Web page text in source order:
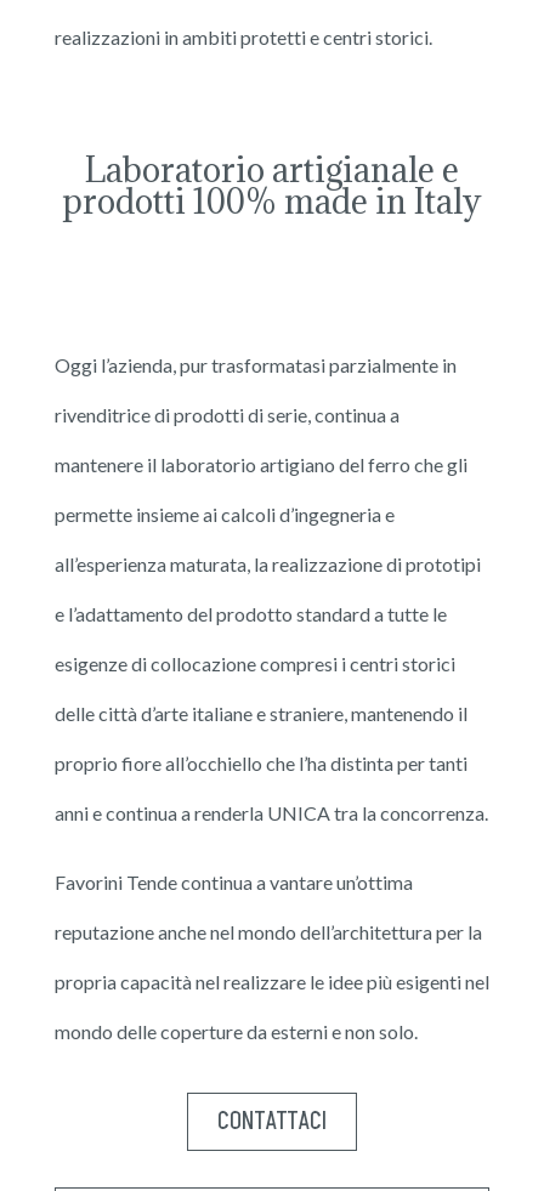
realizzazioni in ambiti protetti e centri storici.
Laboratorio artigianale e
prodotti 100% made in Italy
Oggi l’azienda, pur trasformatasi parzialmente in
rivenditrice di prodotti di serie, continua a
mantenere il laboratorio artigiano del ferro che gli
permette insieme ai calcoli d’ingegneria e
all’esperienza maturata, la realizzazione di prototipi
e l’adattamento del prodotto standard a tutte le
esigenze di collocazione compresi i centri storici
delle città d’arte italiane e straniere, mantenendo il
proprio fiore all’occhiello che l’ha distinta per tanti
anni e continua a renderla UNICA tra la concorrenza.
Favorini Tende continua a vantare un’ottima
reputazione anche nel mondo dell’architettura per la
propria capacità nel realizzare le idee più esigenti nel
mondo delle coperture da esterni e non solo.
CONTATTACI